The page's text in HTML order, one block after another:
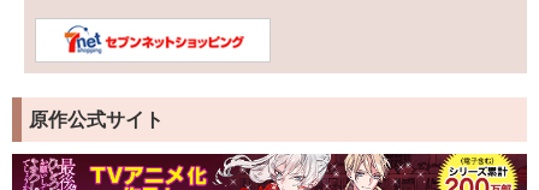
原作公式サイト